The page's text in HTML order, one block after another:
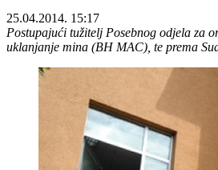
25.04.2014. 15:17
Postupajući tužitelj Posebnog odjela za
uklanjanje mina (BH MAC), te prema